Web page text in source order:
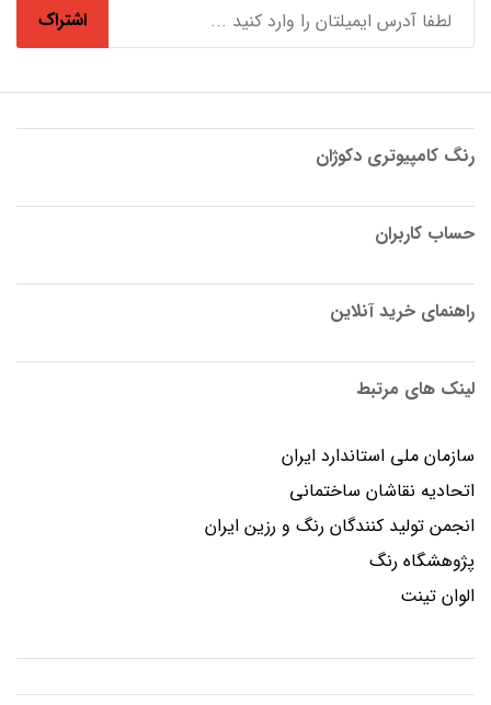
اشتراک
رنگ کامپیوتری دکوژان
حساب کاربران
راهنمای خرید آنلاین
لینک های مرتبط
سازمان ملی استاندارد ایران
اتحادیه نقاشان ساختمانی
انجمن توليد كنندگان رنگ و رزين ايران
پژوهشگاه رنگ
الوان تینت